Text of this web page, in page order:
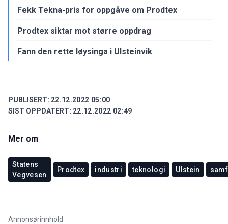
Fekk Tekna-pris for oppgåve om Prodtex
Prodtex siktar mot større oppdrag
Fann den rette løysinga i Ulsteinvik
PUBLISERT: 22.12.2022 05:00
SIST OPPDATERT: 22.12.2022 02:49
Mer om
Statens
Vegvesen
Prodtex industri teknologi Ulstein
Annonsørinnhold